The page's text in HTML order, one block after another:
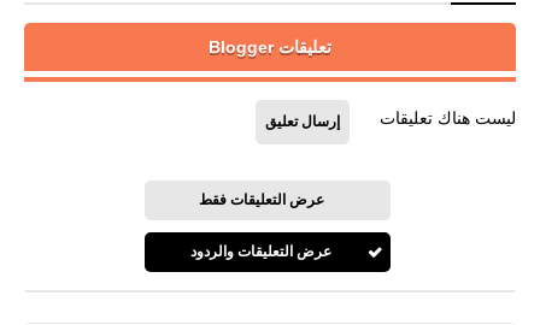
تعليقات Blogger
ليست هناك تعليقات إرسال تعليق
عرض التعليقات فقط
عرض التعليقات والردود